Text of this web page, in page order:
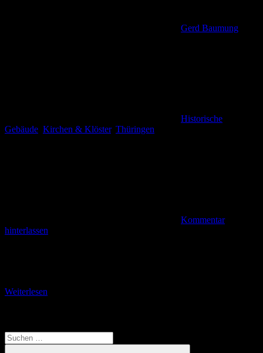
Gerd Baumung
Historische
Gebäude Kirchen & Klöster, Thüringen
Kommentar
hinterlassen
Weiterlesen
Suchen
nach: